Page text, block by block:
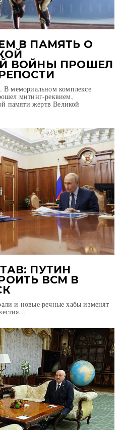
В ПАМЯТЬ О
ВОЙНЫ ПРОШЕЛ
мемориальном комплексе
митинг-реквием,
памяти жертв Великой
ПУТИН
ВСМ В
и новые речные хабы изменят